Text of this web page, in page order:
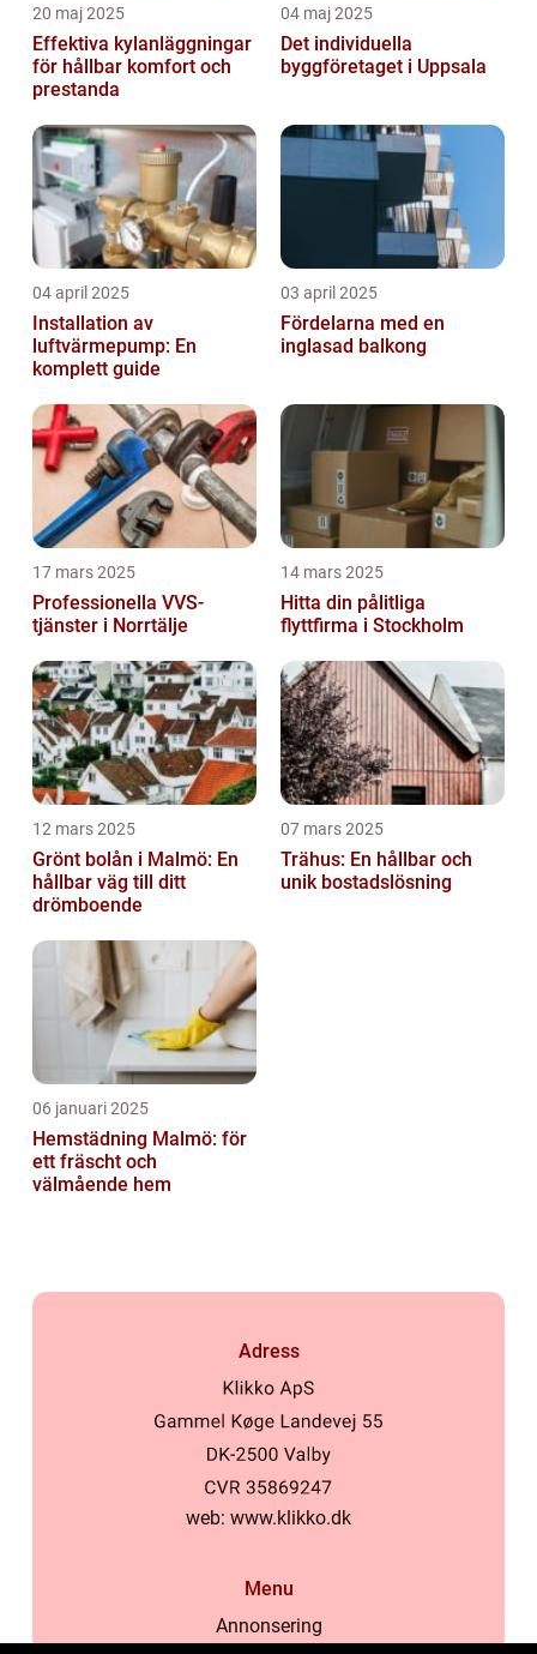
20 maj 2025
Effektiva kylanläggningar
för hållbar komfort och
prestanda
04 maj 2025
Det individuella
byggföretaget i Uppsala
04 april 2025
Installation av
luftvärmepump: En
komplett guide
03 april 2025
Fördelarna med en
inglasad balkong
17 mars 2025
Professionella VVS-
tjänster i Norrtälje
14 mars 2025
Hitta din pålitliga
flyttfirma i Stockholm
12 mars 2025
Grönt bolån i Malmö: En
hållbar väg till ditt
drömboende
07 mars 2025
Trähus: En hållbar och
unik bostadslösning
06 januari 2025
Hemstädning Malmö: för
ett fräscht och
välmående hem
Adress
web: www.klikko.dk
Menu
Annonsering